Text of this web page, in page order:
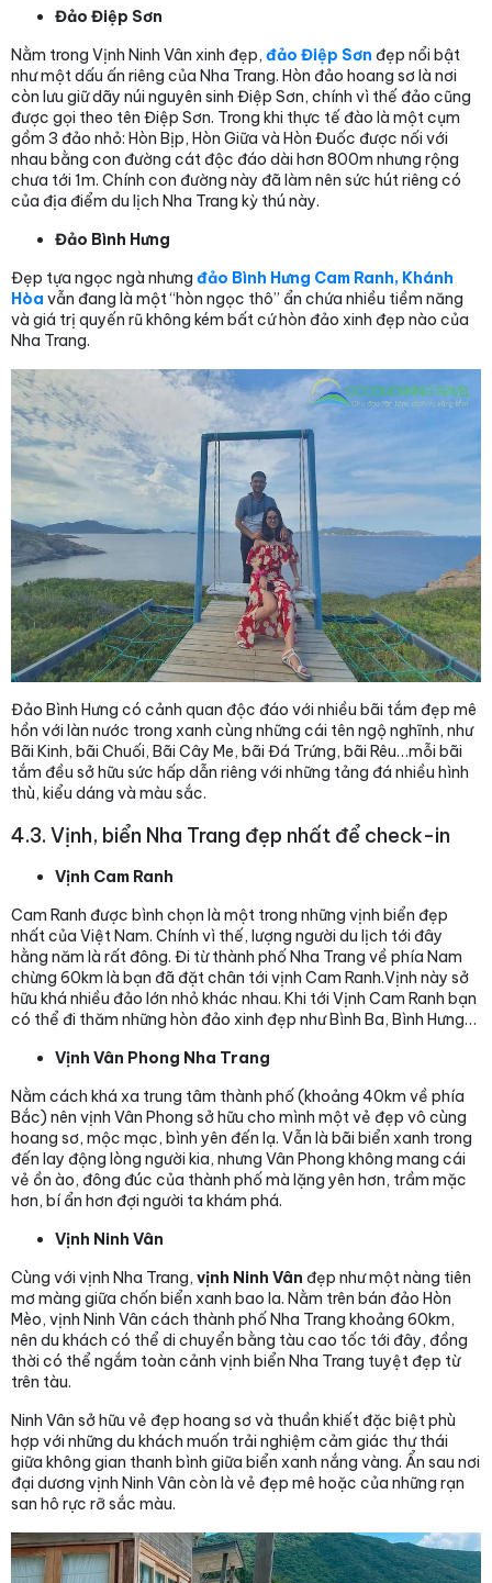
Đảo Điệp Sơn
Nằm trong Vịnh Ninh Vân xinh đẹp, đảo Điệp Sơn đẹp nổi bật
như một dấu ấn riêng của Nha Trang. Hòn đảo hoang sơ là nơi
còn lưu giữ dãy núi nguyên sinh Điệp Sơn, chính vì thế đảo cũng
được gọi theo tên Điệp Sơn. Trong khi thực tế đào là một cụm
gồm 3 đảo nhỏ: Hòn Bịp, Hòn Giữa và Hòn Đuốc được nối với
nhau bằng con đường cát độc đáo dài hơn 800m nhưng rộng
chưa tới 1m. Chính con đường này đã làm nên sức hút riêng có
của địa điểm du lịch Nha Trang kỳ thú này.
Đảo Bình Hưng
Đẹp tựa ngọc ngà nhưng đảo Bình Hưng Cam Ranh, Khánh
Hòa vẫn đang là một “hòn ngọc thô” ẩn chứa nhiều tiềm năng
và giá trị quyến rũ không kém bất cứ hòn đảo xinh đẹp nào của
Nha Trang.
Đảo Bình Hưng có cảnh quan độc đáo với nhiều bãi tắm đẹp mê
hồn với làn nước trong xanh cùng những cái tên ngộ nghĩnh, như
Bãi Kinh, bãi Chuối, Bãi Cây Me, bãi Đá Trứng, bãi Rêu…mỗi bãi
tắm đều sở hữu sức hấp dẫn riêng với những tảng đá nhiều hình
thù, kiểu dáng và màu sắc.
4.3. Vịnh, biển Nha Trang đẹp nhất để check-in
Vịnh Cam Ranh
Cam Ranh được bình chọn là một trong những vịnh biển đẹp
nhất của Việt Nam. Chính vì thế, lượng người du lịch tới đây
hằng năm là rất đông. Đi từ thành phố Nha Trang về phía Nam
chừng 60km là bạn đã đặt chân tới vịnh Cam Ranh.Vịnh này sở
hữu khá nhiều đảo lớn nhỏ khác nhau. Khi tới Vịnh Cam Ranh bạn
có thể đi thăm những hòn đảo xinh đẹp như Bình Ba, Bình Hưng…
Vịnh Vân Phong Nha Trang
Nằm cách khá xa trung tâm thành phố (khoảng 40km về phía
Bắc) nên vịnh Vân Phong sở hữu cho mình một vẻ đẹp vô cùng
hoang sơ, mộc mạc, bình yên đến lạ. Vẫn là bãi biển xanh trong
đến lay động lòng người kia, nhưng Vân Phong không mang cái
vẻ ồn ào, đông đúc của thành phố mà lặng yên hơn, trầm mặc
hơn, bí ẩn hơn đợi người ta khám phá.
Vịnh Ninh Vân
Cùng với vịnh Nha Trang, vịnh Ninh Vân đẹp như một nàng tiên
mơ màng giữa chốn biển xanh bao la. Nằm trên bán đảo Hòn
Mèo, vịnh Ninh Vân cách thành phố Nha Trang khoảng 60km,
nên du khách có thể di chuyển bằng tàu cao tốc tới đây, đồng
thời có thể ngắm toàn cảnh vịnh biển Nha Trang tuyệt đẹp từ
trên tàu.
Ninh Vân sở hữu vẻ đẹp hoang sơ và thuần khiết đặc biệt phù
hợp với những du khách muốn trải nghiệm cảm giác thư thái
giữa không gian thanh bình giữa biển xanh nắng vàng. Ẩn sau nơi
đại dương vịnh Ninh Vân còn là vẻ đẹp mê hoặc của những rạn
san hô rực rỡ sắc màu.